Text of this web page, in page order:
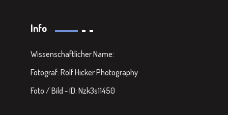
Info
Wissenschaftlicher Name:
Fotograf: Rolf Hicker Photography
Foto / Bild - ID: Nzk3s11450